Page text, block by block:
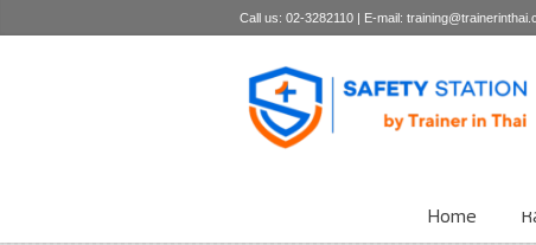
Call us: 02-3282110 | E-mail:
Home